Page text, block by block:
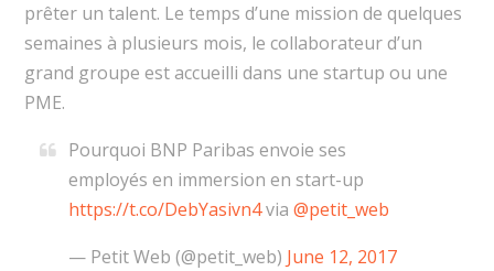
prêter un talent. Le temps d’une mission de quelques
semaines à plusieurs mois, le collaborateur d’un
grand groupe est accueilli dans une startup ou une
PME.
Pourquoi BNP Paribas envoie ses
employés en immersion en start-up
https://t.co/DebYasivn4via @petit_web
— Petit Web (@petit_web) June 12, 2017